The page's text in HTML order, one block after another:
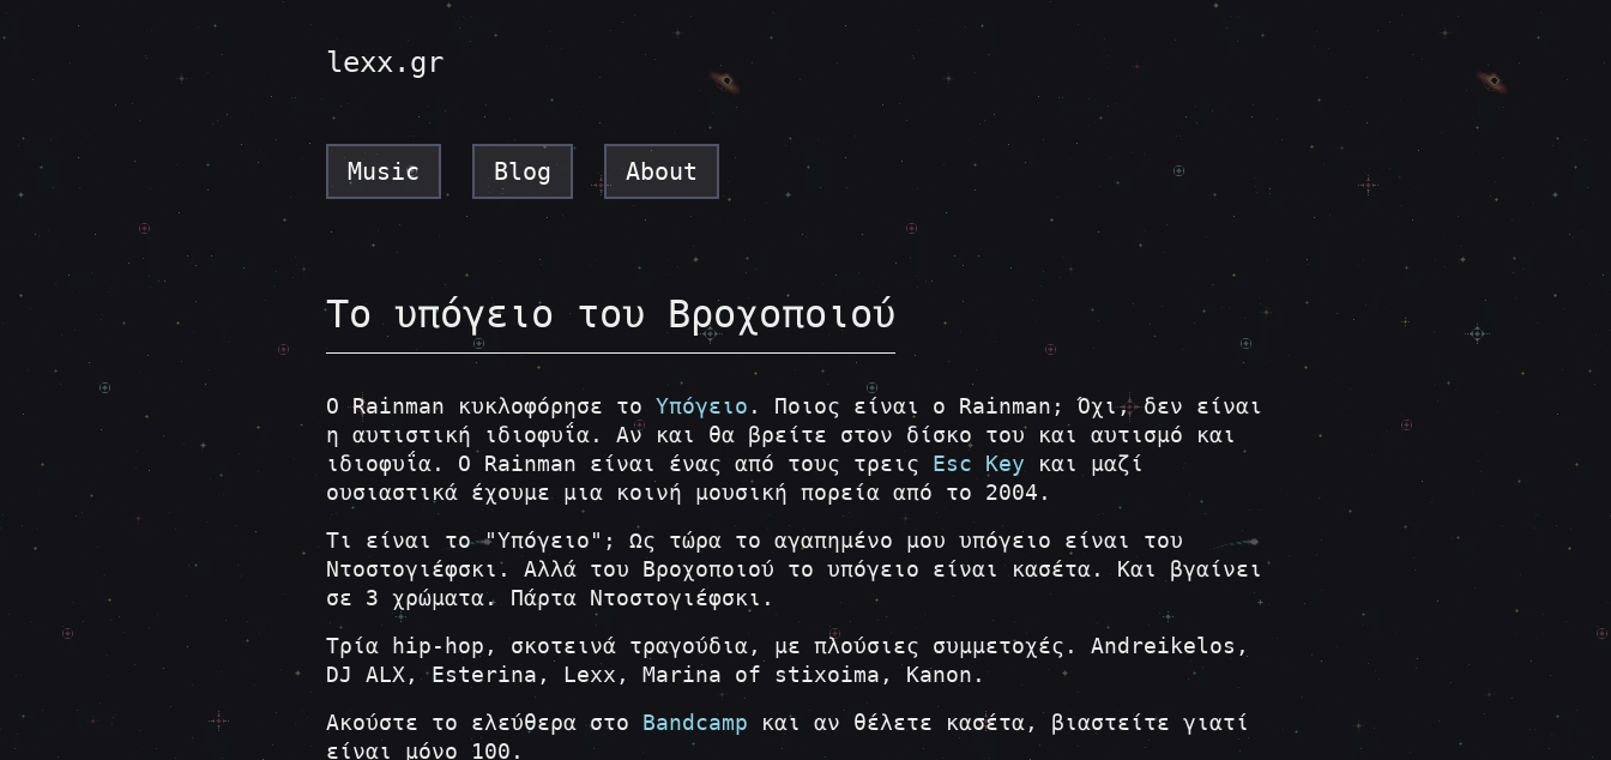
lexx.gr
Music Blog About
Το υπόγειο του Βροχοποιού
Ο Rainman κυκλοφόρησε το Υπόγειο . Ποιος είναι ο Rainman; Όχι, δεν είναι
η αυτιστική ιδιοφυΐα. Αν και θα βρείτε στον δίσκο του και αυτισμό και
ιδιοφυΐα. Ο Rainman είναι ένας από τους τρεις Esc Key και μαζί
ουσιαστικά έχουμε μια κοινή μουσική πορεία από το 2004.
Tι είναι το "Υπόγειο"; Ως τώρα το αγαπημένο μου υπόγειο είναι του
Ντοστογιέφσκι. Αλλά του Βροχοποιού το υπόγειο είναι κασέτα. Και βγαίνει
σε 3 χρώματα. Πάρτα Ντοστογιέφσκι.
Τρία hip-hop, σκοτεινά τραγούδια, με πλούσιες συμμετοχές. Andreikelos,
DJ ALX, Esterina, Lexx, Marina of stixoima, Kanon.
Ακούστε το ελεύθερα στο Bandcamp και αν θέλετε κασέτα, βιαστείτε γιατί
είναι μόνο 100.